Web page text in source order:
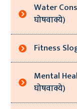
Water
घोषवाक्ये)
Fitness
Mental
घोषवाक्ये)